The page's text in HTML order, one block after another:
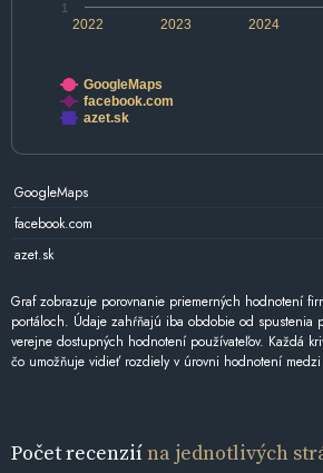
2022 2024
2023
1
GoogleMaps
facebook.com
azet.sk
GoogleMaps
facebook.com
azet.sk
Graf zobrazuje porovnanie priemerných hodnotení
portáloch. Údaje zahŕňajú iba obdobie od spustenia
verejne dostupných hodnotení používateľov. Každá
čo umožňuje vidieť rozdiely v úrovni hodnotení
Počet recenziína jednotlivých